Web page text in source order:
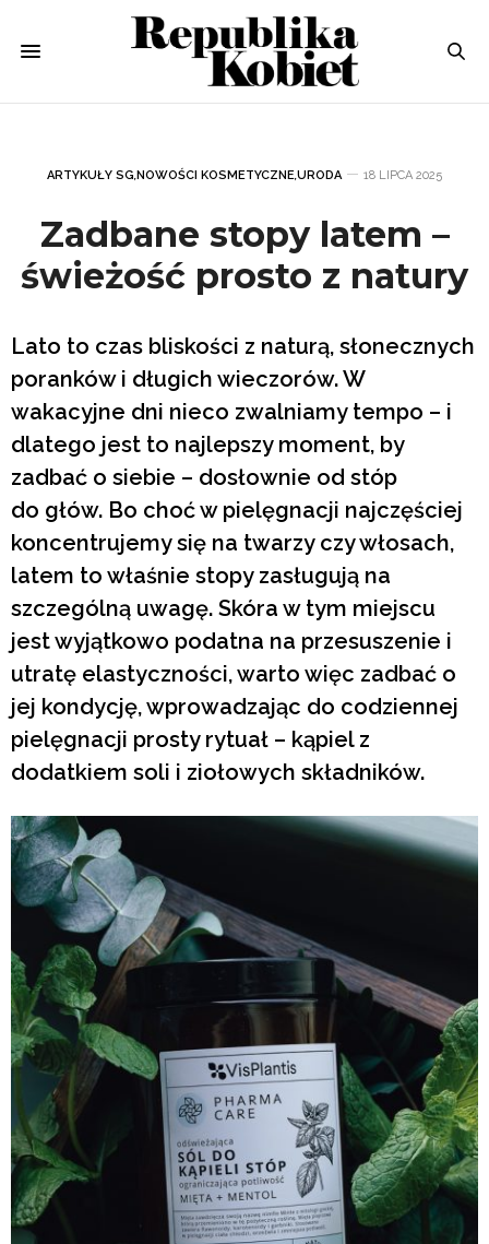
ARTYKUŁY SG,NOWOŚCI KOSMETYCZNE,URODA 18 LIPCA 2025
Zadbane stopy latem –
świeżość prosto z natury
Lato to czas bliskości z naturą, słonecznych
poranków i długich wieczorów. W
wakacyjne dni nieco zwalniamy tempo – i
dlatego jest to najlepszy moment, by
zadbać o siebie – dosłownie od stóp
do głów. Bo choć w pielęgnacji najczęściej
koncentrujemy się na twarzy czy włosach,
latem to właśnie stopy zasługują na
szczególną uwagę. Skóra w tym miejscu
jest wyjątkowo podatna na przesuszenie i
utratę elastyczności, warto więc zadbać o
jej kondycję, wprowadzając do codziennej
pielęgnacji prosty rytuał – kąpiel z
dodatkiem soli i ziołowych składników.